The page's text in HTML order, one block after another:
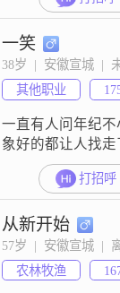
惫，不希望你有
实善良，
一笑
38岁  |  安徽宣城  |
其他职业
一直有人问年纪
象好的都让人找
的都是不好不坏
是最好的或最坏
个女孩和我一样
遇到她而已，保守
变故我还有四五十
以将就，不管将来
都会一直陪她走到
打招呼
从新开始
57岁  |  安徽宣城  |
农林牧渔